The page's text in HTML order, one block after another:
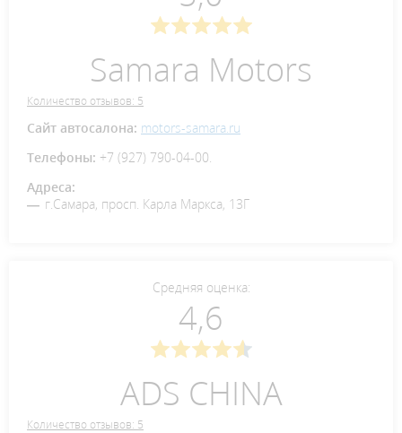
Samara Motors
Количество отзывов: 5
Сайт автосалона: motors-samara.ru
Телефоны: +7 (927) 790-04-00.
Адреса:
г.Самара, просп. Карла Маркса, 13Г
Средняя оценка:
4,6
ADS CHINA
Количество отзывов: 5